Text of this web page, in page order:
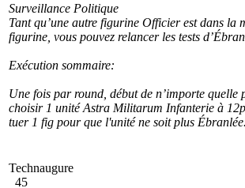
Surveillance Politique
Tant qu’une autre figurine Officier est dans la
figurine, vous pouvez relancer les tests
Exécution sommaire:
Une fois par round, début de n’importe quelle
choisir 1 unité Astra Militarum Infanterie à
tuer 1 fig pour que l'unité ne soit plus Ébranlée.
Technaugure
45